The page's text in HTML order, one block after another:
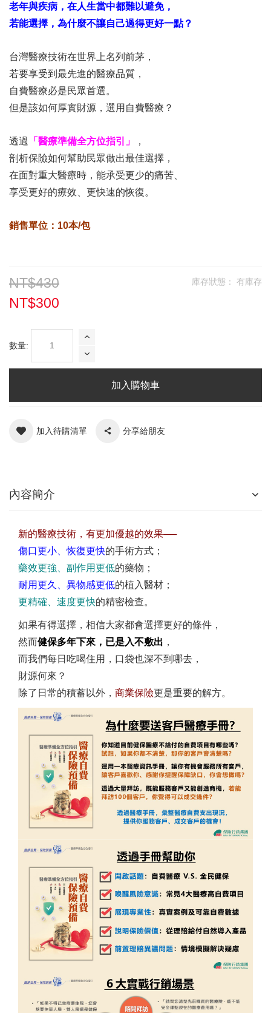
老年與疾病，在人生當中都難以避免，
若能選擇，為什麼不讓自己過得更好一點？
台灣醫療技術在世界上名列前茅，
若要享受到最先進的醫療品質，
自費醫療必是民眾首選。
但是該如何厚實財源，選用自費醫療？
透過 「醫療準備全方位指引」
，
剖析保險如何幫助民眾做出最佳選擇，
在面對重大醫療時，能承受更少的痛苦、
享受更好的療效、更快速的恢復。
銷售單位：10本/包
庫存狀態： 有庫存
NT$430
NT$300
數量:
加入購物車
加入待購清單 分享給朋友
內容簡介
新的醫療技術，有更加優越的效果──
傷口更小、恢復更快的手術方式；
藥效更強、副作用更低的藥物；
耐用更久、異物感更低的植入醫材；
更精確、速度更快的精密檢查。
如果有得選擇，相信大家都會選擇更好的條件，
然而健保多年下來，已是入不敷出 ，
而我們每日吃喝住用，口袋也深不到哪去，
財源何來？
除了日常的積蓄以外， 商業保險更是重要的解方。